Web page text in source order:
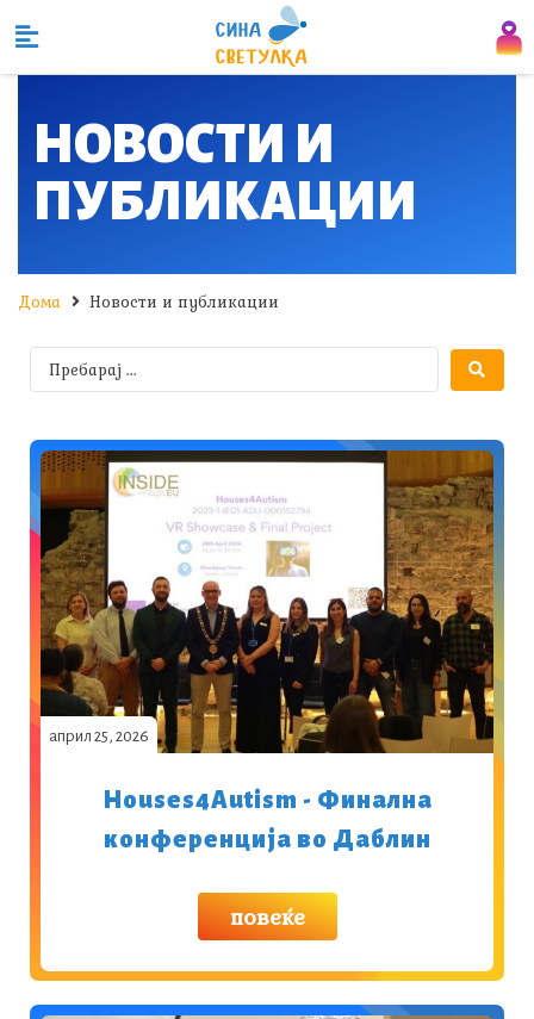
НОВОСТИ И
ПУБЛИКАЦИИ
Дома Новости и публикации
април 25, 2026
Houses4Autism - Финална
конференција во Даблин
повеќе